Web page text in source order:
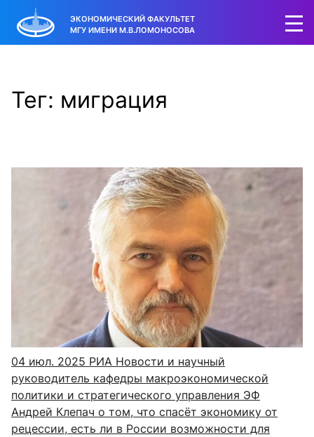
ЭКОНОМИЧЕСКИЙ ФАКУЛЬТЕТ
МГУ ИМЕНИ М.В.ЛОМОНОСОВА
Тег: миграция
04 июл. 2025 РИА Новости и научный
руководитель кафедры макроэкономической
политики и стратегического управления ЭФ
Андрей Клепач о том, что спасёт экономику от
рецессии, есть ли в России возможности для